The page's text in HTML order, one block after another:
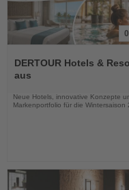
Sie
die
DERTOUR Hotels &
aus
Neue Hotels, innovative Konzepte
Markenportfolio für die Wintersaison